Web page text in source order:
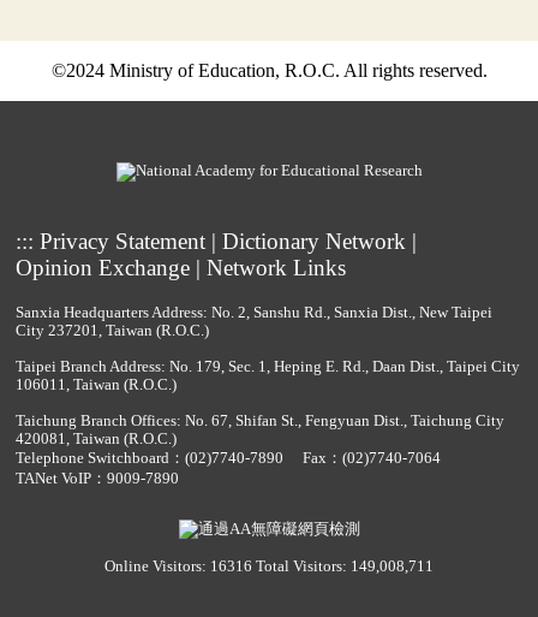
©2024 Ministry of Education, R.O.C. All rights reserved.
::: Privacy Statement| Dictionary Network |
Opinion Exchange| Network Links
Sanxia Headquarters Address: No. 2, Sanshu Rd., Sanxia Dist., New Taipei
City 237201, Taiwan (R.O.C.)
Taipei Branch Address: No. 179, Sec. 1, Heping E. Rd., Daan Dist., Taipei City
106011, Taiwan (R.O.C.)
Taichung Branch Offices: No. 67, Shifan St., Fengyuan Dist., Taichung City
420081, Taiwan (R.O.C.)
Telephone Switchboard： (02)7740-7890
Fax：(02)7740-7064
TANet VoIP：9009-7890
Online Visitors: 16316 Total Visitors: 149,008,711